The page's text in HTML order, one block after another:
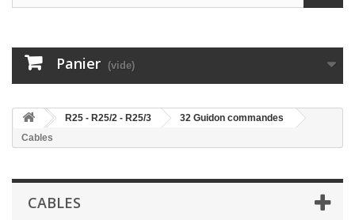
Panier (vide)
>R25 - R25/2 - R25/3 >32 Guidon commandes
Cables
CABLES